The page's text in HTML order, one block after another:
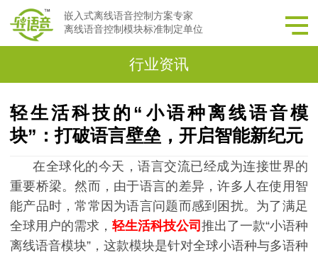
嵌入式离线语音控制方案专家
离线语音控制模块标准制定单位
行业资讯
轻生活科技的“小语种离线语音模
块”：打破语言壁垒，开启智能新纪元
在全球化的今天，语言交流已经成为连接世界的
重要桥梁。然而，由于语言的差异，许多人在使用智
能产品时，常常因为语言问题而感到困扰。为了满足
全球用户的需求， 轻生活科技公司 推出了一款“小语种
离线语音模块”，这款模块是针对全球小语种与多语种